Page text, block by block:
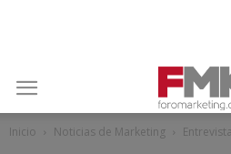
Inicio Noticias de Marketing